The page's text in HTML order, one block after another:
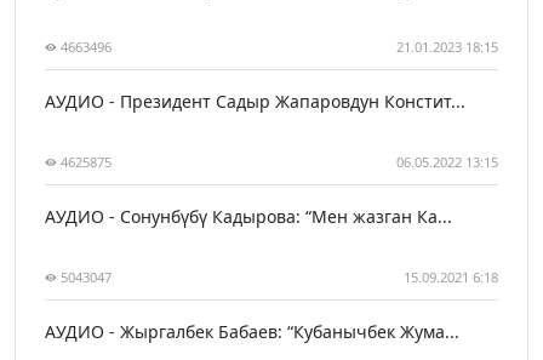
4663496 21.01.2023 18:15
АУДИО - Президент Садыр Жапаровдун Констит...
4625875 06.05.2022 13:15
АУДИО - Сонунбүбү Кадырова: “Мен жазган Ка...
5043047 15.09.2021 6:18
АУДИО - Жыргалбек Бабаев: “Кубанычбек Жума...